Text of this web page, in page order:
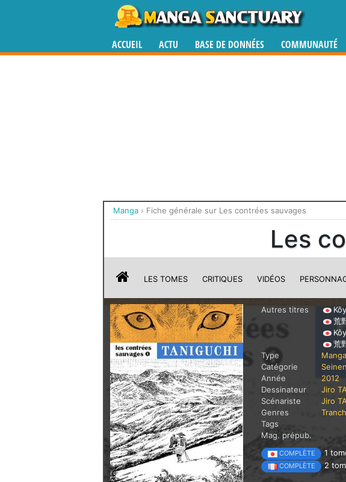
ACCUEIL ACTU BASE DE DONNÉES COMMUNAUTÉ
Manga › Fiche générale sur Les contrées sauvages
Les
LES TOMES CRITIQUES VIDÉOS
Autres titres
荒
荒
Type
Manga
Catégorie
Seinen
Année
2012
Dessinateur
Jiro
Scénariste
Jiro
Genres
Tags
Mag. prépub.
COMPLÈTE 1
COMPLÈTE 2